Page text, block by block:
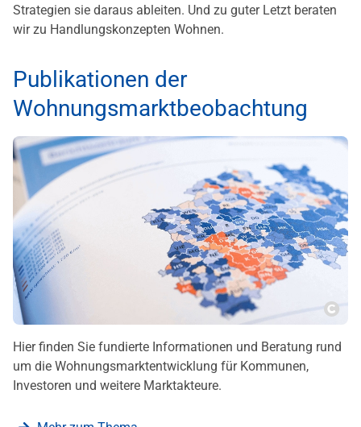
Strategien sie daraus ableiten. Und zu guter Letzt beraten
wir zu Handlungskonzepten Wohnen.
Publikationen der
Wohnungsmarktbeobachtung
Hier finden Sie fundierte Informationen und Beratung rund
um die Wohnungsmarktentwicklung für Kommunen,
Investoren und weitere Marktakteure.